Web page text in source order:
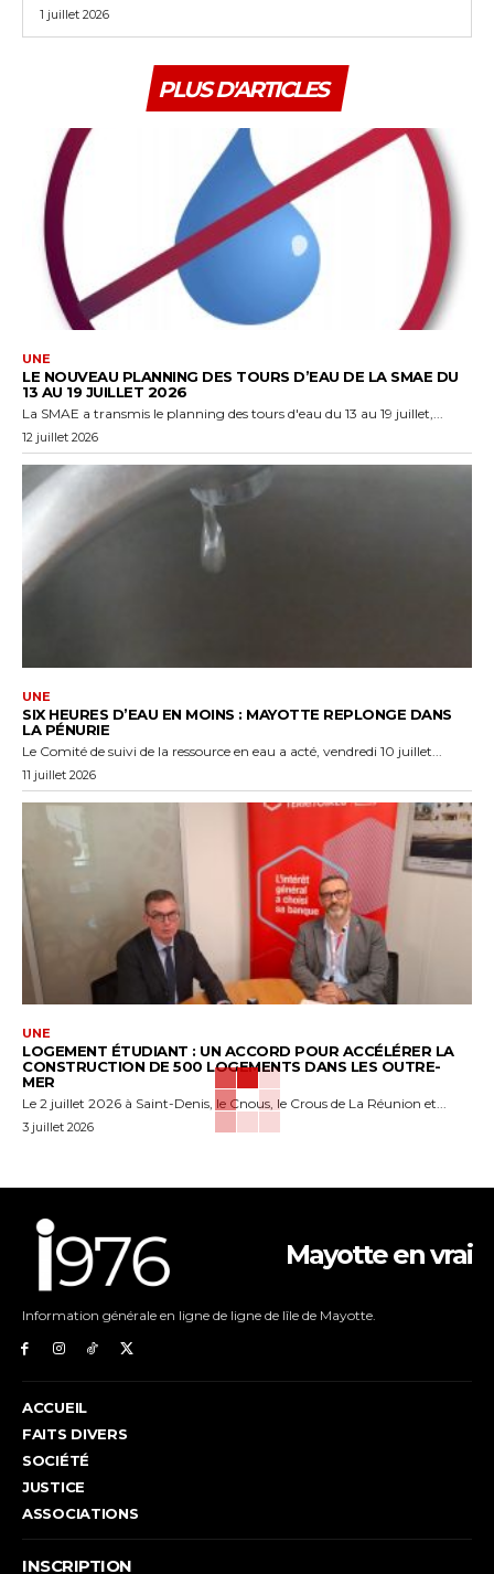
1 juillet 2026
PLUS D'ARTICLES
UNE
LE NOUVEAU PLANNING DES TOURS D’EAU DE LA SMAE DU
13 AU 19 JUILLET 2026
La SMAE a transmis le planning des tours d'eau du 13 au 19 juillet,...
12 juillet 2026
UNE
SIX HEURES D’EAU EN MOINS : MAYOTTE REPLONGE DANS
LA PÉNURIE
Le Comité de suivi de la ressource en eau a acté, vendredi 10 juillet...
11 juillet 2026
UNE
LOGEMENT ÉTUDIANT : UN ACCORD POUR ACCÉLÉRER LA
CONSTRUCTION DE 500 LOGEMENTS DANS LES OUTRE-
MER
Le 2 juillet 2026 à Saint-Denis, le Cnous, le Crous de La Réunion et...
3 juillet 2026
Mayotte en vrai
Information générale en ligne de ligne de lîle de Mayotte.
ACCUEIL
FAITS DIVERS
SOCIÉTÉ
JUSTICE
ASSOCIATIONS
INSCRIPTION